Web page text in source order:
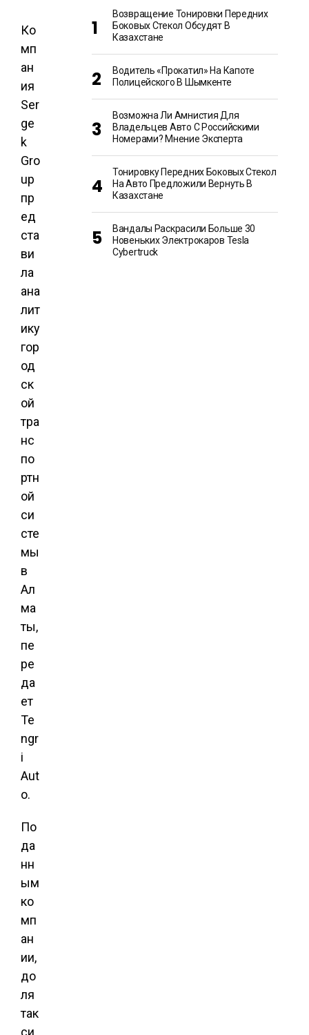
Ко
мп
ан
ия
Ser
ge
k
Gro
up
пр
ед
ста
ви
ла
ана
лит
ику
гор
од
ск
ой
тра
нс
по
ртн
ой
си
сте
мы
в
Ал
ма
ты,
пе
ре
да
ет
Te
ngr
i
Aut
o.
По
да
нн
ым
ко
мп
ан
ии,
до
ля
так
си
Возвращение Тонировки Передних
Боковых Стекол Обсудят В
Казахстане
Водитель «прокатил» На Капоте
Полицейского В Шымкенте
Возможна Ли Амнистия Для
Владельцев Авто С Российскими
Номерами? Мнение Эксперта
Тонировку Передних Боковых Стекол
На Авто Предложили Вернуть В
Казахстане
Вандалы Раскрасили Больше 30
Новеньких Электрокаров Tesla
Cybertruck